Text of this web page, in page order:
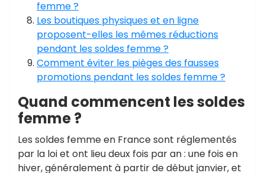
femme ?
Les boutiques physiques et en ligne
proposent-elles les mêmes réductions
pendant les soldes femme ?
Comment éviter les pièges des fausses
promotions pendant les soldes femme ?
Quand commencent les soldes
femme ?
Les soldes femme en France sont réglementés
par la loi et ont lieu deux fois par an : une fois en
hiver, généralement à partir de début janvier, et